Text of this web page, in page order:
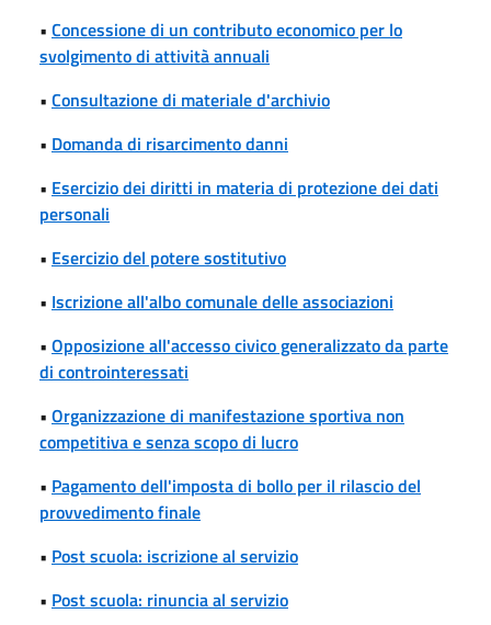
• Concessione di un contributo economico per lo
svolgimento di attività annuali
• Consultazione di materiale d'archivio
• Domanda di risarcimento danni
• Esercizio dei diritti in materia di protezione dei dati
personali
• Esercizio del potere sostitutivo
• Iscrizione all'albo comunale delle associazioni
• Opposizione all'accesso civico generalizzato da parte
di controinteressati
• Organizzazione di manifestazione sportiva non
competitiva e senza scopo di lucro
• Pagamento dell'imposta di bollo per il rilascio del
provvedimento finale
• Post scuola: iscrizione al servizio
• Post scuola: rinuncia al servizio